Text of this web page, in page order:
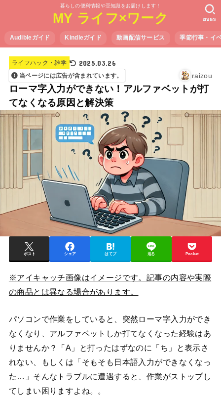
暮らしの便利情報や豆知識をお届けします！
MY ライフ×ワーク
Audibleガイド Kindleガイド 動画配信サービス 季節行事・イ
SEARCH
ライフハック・雑学 2025.03.26
当ページには広告が含まれています。 raizou
ローマ字入力ができない！アルファベットが打
てなくなる原因と解決策
ポスト シェア はてブ 送る Pocket
※アイキャッチ画像はイメージです。記事の内容や実際
の商品とは異なる場合があります。
パソコンで作業をしていると、突然ローマ字入力ができ
なくなり、アルファベットしか打てなくなった経験はあ
りませんか？「A」と打ったはずなのに「ち」と表示さ
れない、もしくは「そもそも日本語入力ができなくなっ
た…」そんなトラブルに遭遇すると、作業がストップし
てしまい困りますよね。。